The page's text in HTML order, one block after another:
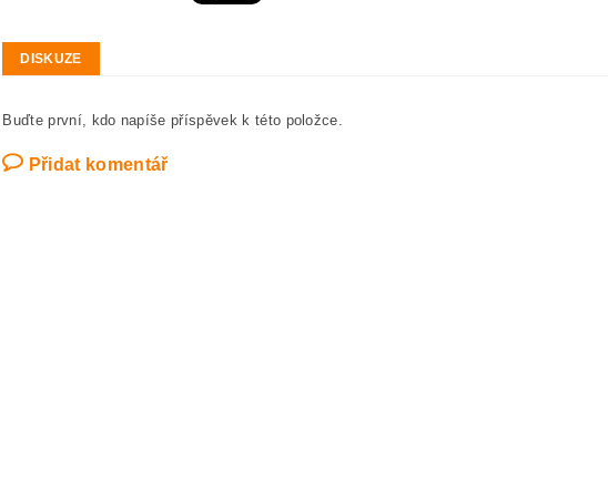
DISKUZE
Buďte první, kdo napíše příspěvek k této položce.
Přidat komentář